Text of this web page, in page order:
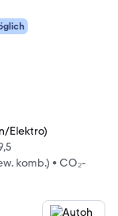
Elektro)
komb.) • CO₂-